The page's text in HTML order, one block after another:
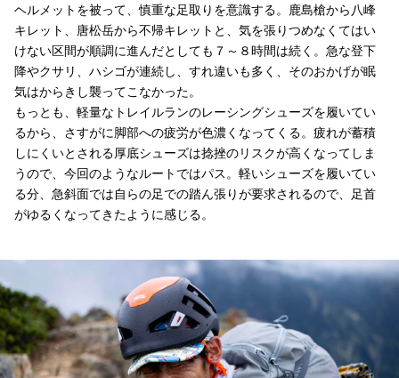
ヘルメットを被って、慎重な足取りを意識する。鹿島槍から八峰
キレット、唐松岳から不帰キレットと、気を張りつめなくてはい
けない区間が順調に進んだとしても７～８時間は続く。急な登下
降やクサリ、ハシゴが連続し、すれ違いも多く、そのおかげが眠
気はからきし襲ってこなかった。
もっとも、軽量なトレイルランのレーシングシューズを履いてい
るから、さすがに脚部への疲労が色濃くなってくる。疲れが蓄積
しにくいとされる厚底シューズは捻挫のリスクが高くなってしま
うので、今回のようなルートではパス。軽いシューズを履いてい
る分、急斜面では自らの足での踏ん張りが要求されるので、足首
がゆるくなってきたように感じる。